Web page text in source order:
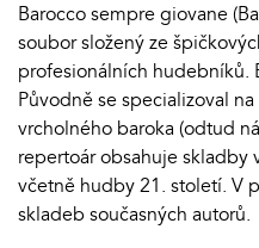
Barocco sempre giovane
soubor složený ze
profesionálních hudebníků.
Původně se specializoval
vrcholného baroka (odtud
repertoár obsahuje skladby
včetně hudby 21. století. V
skladeb současných autorů.